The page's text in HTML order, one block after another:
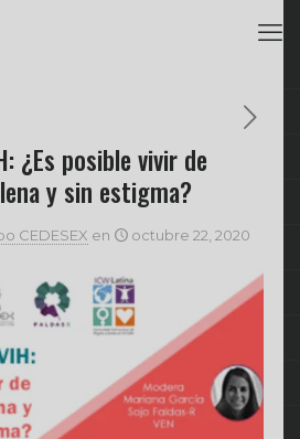
¿Es posible vivir de
y sin estigma?
CEDESEX en octubre 22, 2020